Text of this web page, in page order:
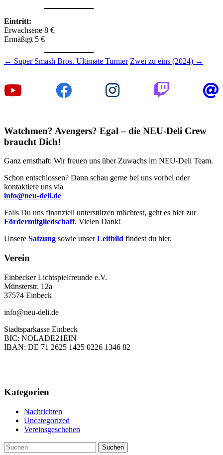
Eintritt:
Erwachsene 8 €
Ermäßigt 5 €
Beitragsnavigation
← Super Smash Bros. Ultimate Turnier Zwei zu eins (2024) →
Watchmen? Avengers? Egal – die NEU-Deli Crew
braucht Dich!
Ganz ernsthaft: Wir freuen uns über Zuwachs im NEU-Deli Team.
Schon entschlossen? Dann schau gerne bei uns vorbei oder
kontaktiere uns via
info@neu-deli.de
Falls Du uns finanziell unterstützen möchtest, geht es hier zur
Fördermitgliedschaft. Vielen Dank!
Unsere Satzung sowie unserLeitbild findest du hier.
Verein
Einbecker Lichtspielfreunde e.V.
Münsterstr. 12a
37574 Einbeck
info@neu-deli.de
Stadtsparkasse Einbeck
BIC: NOLADE21EIN
IBAN: DE 71 2625 1425 0226 1346 82
Kategorien
Nachrichten
Uncategorized
Vereinsgeschehen
Suchen